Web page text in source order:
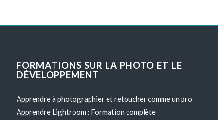
FORMATIONS SUR LA PHOTO ET LE
DÉVELOPPEMENT
Apprendre à photographier et retoucher comme un pro
Apprendre Lightroom : Formation complète